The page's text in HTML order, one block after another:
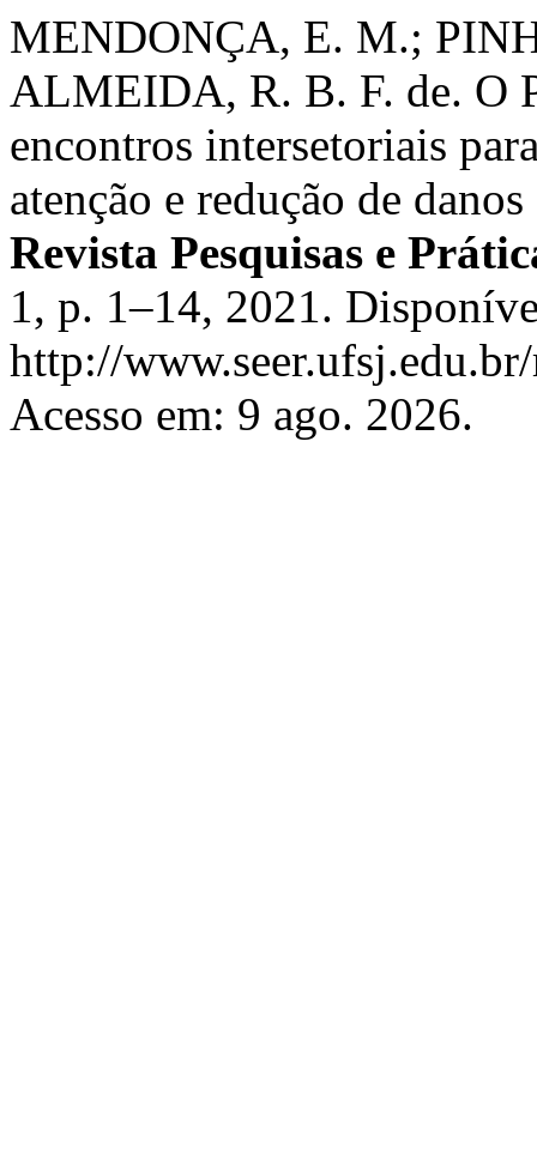
MENDONÇA, E. M.;
ALMEIDA, R. B. F. de. O
encontros intersetoriais
atenção e redução de
Revista Pesquisas e
1, p. 1–14, 2021.
http://
Acesso em: 9 ago. 2026.